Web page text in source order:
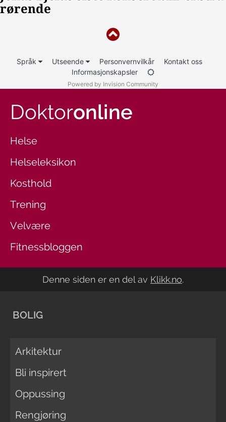
Språk Utseende Personvernvilkår
Kontakt oss
Informasjonskapsler
Powered by Invision Community
Doktoronline
Helse
Helseleksikon
Kosthold
Trening
Velvære
Fitnessbloggen
Denne siden er en del av Klikk.no.
BOLIG
Arkitektur
Bli inspirert
Oppussing
Rengjøring